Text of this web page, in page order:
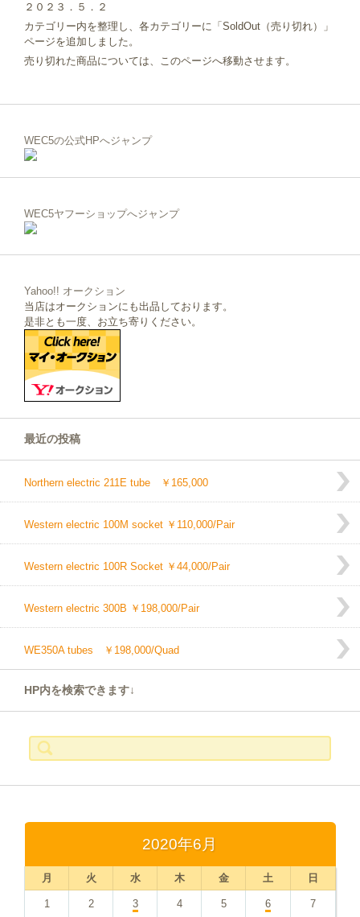
２０２３．５．２
カテゴリー内を整理し、各カテゴリーに「SoldOut（売り切れ）」
ページを追加しました。
売り切れた商品については、このページへ移動させます。
WEC5の公式HPへジャンプ
WEC5ヤフーショップへジャンプ
Yahoo!! オークション
当店はオークションにも出品しております。
是非とも一度、お立ち寄りください。
最近の投稿
Northern electric 211E tube ￥165,000
Western electric 100M socket ￥110,000/Pair
Western electric 100R Socket ￥44,000/Pair
Western electric 300B ￥198,000/Pair
WE350A tubes ￥198,000/Quad
HP内を検索できます↓
索:
2020年6月
月 火 水 木 金 土 日
1 2 3 4 5 6 7